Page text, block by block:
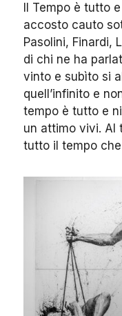
ll Tempo è tutto
accosto cauto
Pasolini, Finardi,
di chi ne ha
vinto e subìto si
quell’infinito e
tempo è tutto e
un attimo vivi. Al
tutto il tempo